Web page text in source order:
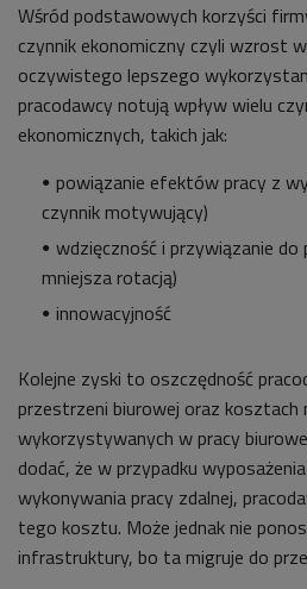
Wśród podstawowych korzyści
czynnik ekonomiczny czyli wzrost
oczywistego lepszego
pracodawcy notują wpływ wielu
ekonomicznych, takich jak:
powiązanie efektów pracy z
czynnik motywujący)
wdzięczność i przywiązanie
mniejsza rotacją)
innowacyjność
Kolejne zyski to oszczędność
przestrzeni biurowej oraz kosztach
wykorzystywanych w pracy
dodać, że w przypadku
wykonywania pracy zdalnej,
tego kosztu. Może jednak nie
infrastruktury, bo ta migruje do